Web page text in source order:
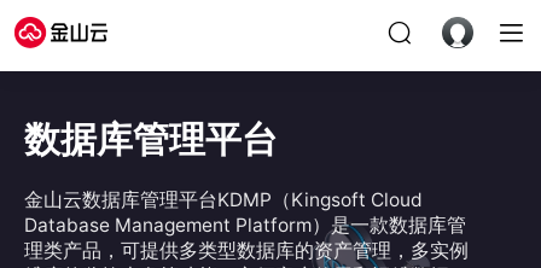
数据库管理平台
金山云数据库管理平台KDMP（Kingsoft Cloud
Database Management Platform）是一款数据库管
理类产品，可提供多类型数据库的资产管理，多实例